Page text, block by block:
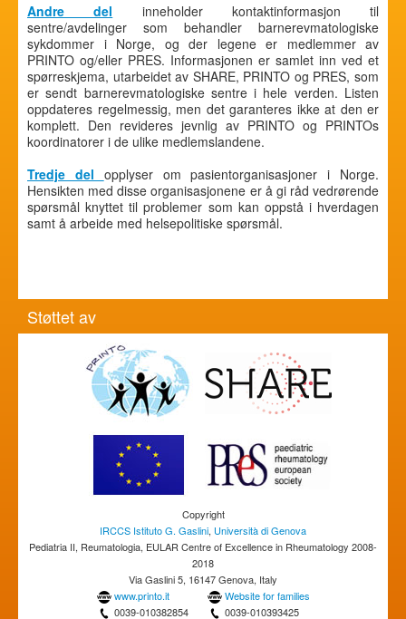
Andre del inneholder kontaktinformasjon til
sentre/avdelinger som behandler barnerevmatologiske
sykdommer i Norge, og der legene er medlemmer av
PRINTO og/eller PRES. Informasjonen er samlet inn ved et
spørreskjema, utarbeidet av SHARE, PRINTO og PRES, som
er sendt barnerevmatologiske sentre i hele verden. Listen
oppdateres regelmessig, men det garanteres ikke at den er
komplett. Den revideres jevnlig av PRINTO og PRINTOs
koordinatorer i de ulike medlemslandene.
Tredje del opplyser om pasientorganisasjoner i Norge.
Hensikten med disse organisasjonene er å gi råd vedrørende
spørsmål knyttet til problemer som kan oppstå i hverdagen
samt å arbeide med helsepolitiske spørsmål.
Støttet av
Copyright
IRCCS Istituto G. Gaslini, Università di Genova
Pediatria II, Reumatologia, EULAR Centre of Excellence in Rheumatology 2008-
2018
Via Gaslini 5, 16147 Genova, Italy
www.printo.it
Website for families
0039-010382854
0039-010393425